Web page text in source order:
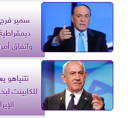
سمير
واتفاق
نتنياهو
للكابينت